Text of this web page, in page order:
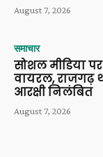
August 7, 2026
समाचार
सोशल मीडिया
वायरल, राजगढ़
आरक्षी निलंबित
August 7, 2026